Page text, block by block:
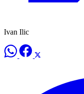
Ivan Ilic